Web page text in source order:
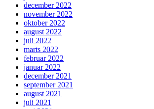
december 2022
november 2022
oktober 2022
august 2022
juli 2022
marts 2022
februar 2022
januar 2022
december 2021
september 2021
august 2021
juli 2021